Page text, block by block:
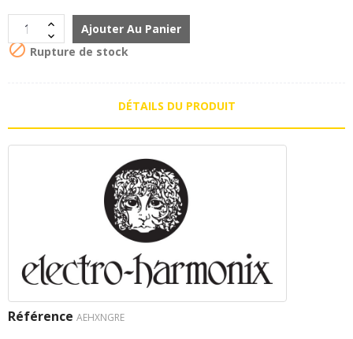
Ajouter Au Panier
 Rupture de stock
DÉTAILS DU PRODUIT
Référence AEHXNGRE